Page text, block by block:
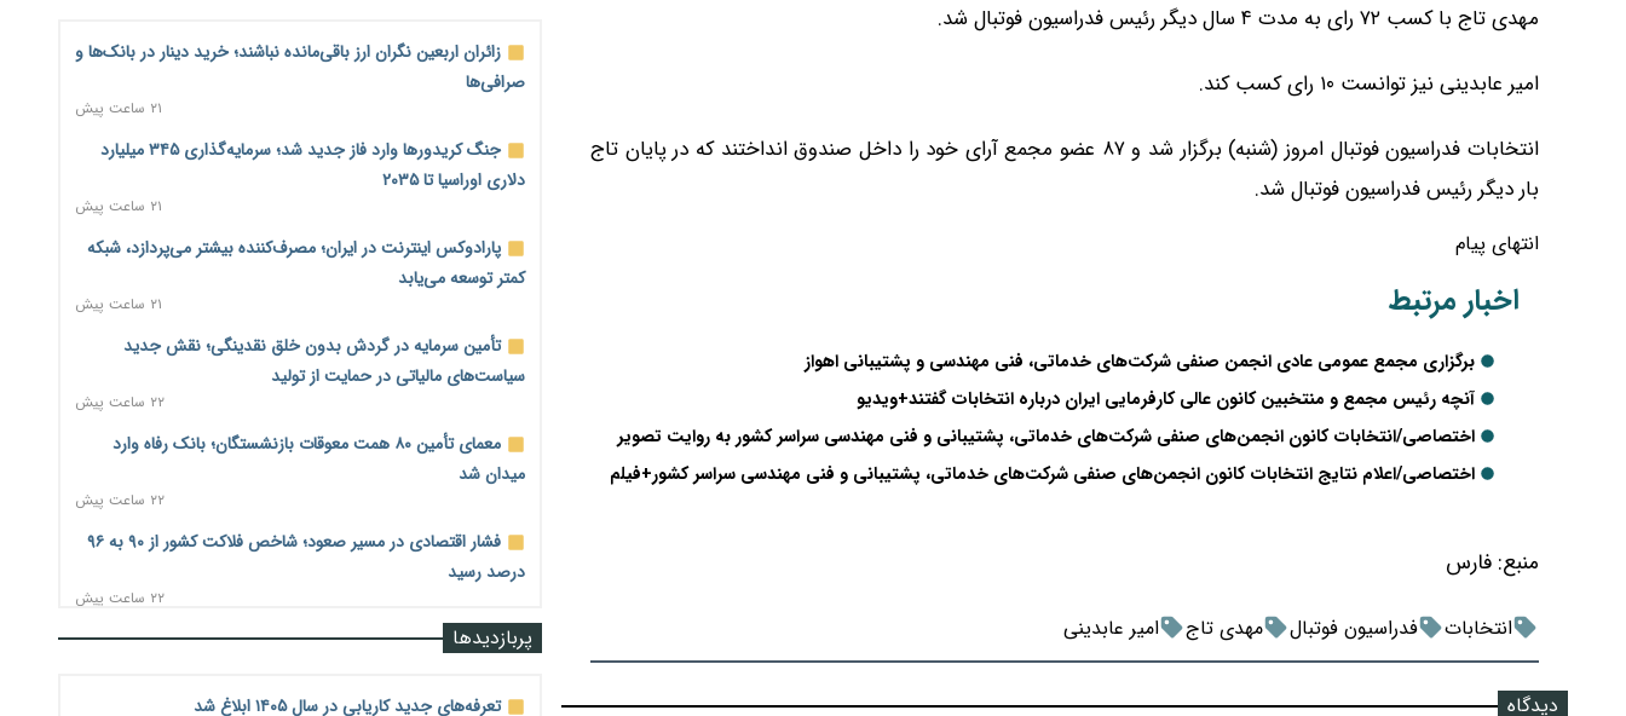
مهدی تاج با کسب ۷۲ رای به مدت ۴ سال دیگر رئیس فدراسیون فوتبال شد.
امیر عابدینی نیز توانست ۱۰ رای کسب کند.
انتخابات فدراسیون فوتبال امروز (شنبه) برگزار شد و ۸۷ عضو مجمع آرای خود را داخل صندوق انداختند که در پایان تاج
بار دیگر رئیس فدراسیون فوتبال شد.
انتهای پیام
اخبار مرتبط
برگزاری مجمع عمومی عادی انجمن صنفی شرکت‌های خدماتی، فنی مهندسی و پشتیبانی اهواز
آنچه رئیس مجمع و منتخبین کانون عالی کارفرمایی ایران درباره انتخابات گفتند+ویدیو
اختصاصی/انتخابات کانون انجمن‌های صنفی شرکت‌های خدماتی، پشتیبانی و فنی مهندسی سراسر کشور به روایت تصویر
اختصاصی/اعلام نتایج انتخابات کانون انجمن‌های صنفی شرکت‌های خدماتی، پشتیبانی و فنی مهندسی سراسر کشور+فیلم
منبع: فارس
انتخابات فدراسیون فوتبال مهدی تاج امیر عابدینی
دیدگاه
زائران اربعین نگران ارز باقی‌مانده نباشند؛ خرید دینار در بانک‌ها و
صرافی‌ها
۲۱ ساعت پیش
جنگ کریدورها وارد فاز جدید شد؛ سرمایه‌گذاری ۳۴۵ میلیارد
دلاری اوراسیا تا ۲۰۳۵
۲۱ ساعت پیش
پارادوکس اینترنت در ایران؛ مصرف‌کننده بیشتر می‌پردازد، شبکه
کمتر توسعه می‌یابد
۲۱ ساعت پیش
تأمین سرمایه در گردش بدون خلق نقدینگی؛ نقش جدید
سیاست‌های مالیاتی در حمایت از تولید
۲۲ ساعت پیش
معمای تأمین ۸۰ همت معوقات بازنشستگان؛ بانک رفاه وارد
میدان شد
۲۲ ساعت پیش
فشار اقتصادی در مسیر صعود؛ شاخص فلاکت کشور از ۹۰ به ۹۶
درصد رسید
۲۲ ساعت پیش
رشد ۷۵ هزار میلیاردی بازار خرید اعتباری؛ فین‌تک‌ها وارد میدان پربازدیدها
تعرفه‌های جدید کاریابی در سال ۱۴۰۵ ابلاغ شد